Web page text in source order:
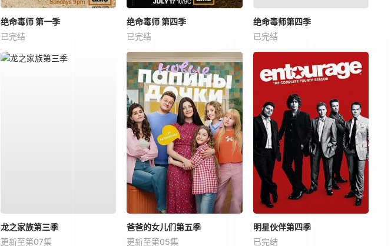
绝命毒师 第一季
已完结
绝命毒师 第四季
已完结
绝命毒师第四季
已完结
龙之家族第三季
更新至第07集
爸爸的女儿们第五季
更新至第05集
明星伙伴第四季
已完结